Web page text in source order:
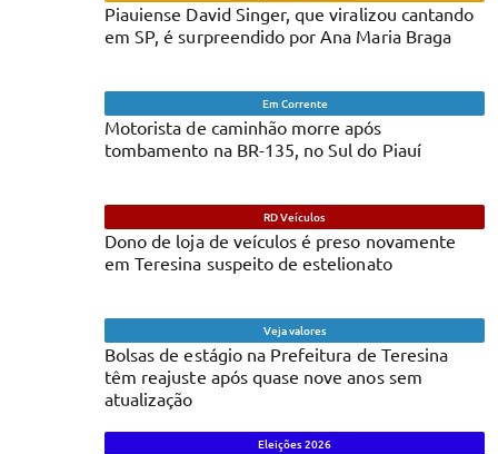
Piauiense David Singer, que viralizou cantando
em SP, é surpreendido por Ana Maria Braga
Em Corrente
Motorista de caminhão morre após
tombamento na BR-135, no Sul do Piauí
RD Veículos
Dono de loja de veículos é preso novamente
em Teresina suspeito de estelionato
Veja valores
Bolsas de estágio na Prefeitura de Teresina
têm reajuste após quase nove anos sem
atualização
Eleições 2026